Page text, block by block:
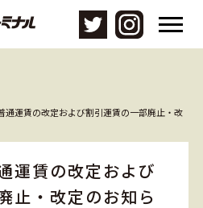
メ
く
通運賃の改定および割引運賃の一部廃止・改
運賃の改定および
止・改定のお知ら